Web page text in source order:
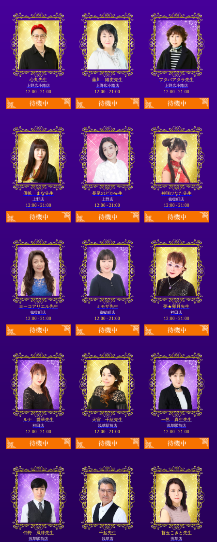
心丸先生
上野広小路店
12:00 - 21:00
藤川 陽吏先生
上野広小路店
12:00 - 21:00
フタバアタラ先生
上野広小路店
12:00 - 21:00
優帆 まな先生
上野店
12:00 - 21:00
長尾のどか先生
上野店
12:00 - 21:00
神咲ひなた先生
御徒町店
12:00 - 21:00
ヨーコアリエル先生
御徒町店
12:00 - 21:00
ミモザ先生
御徒町店
12:00 - 21:00
夢★卯月先生
神田店
12:00 - 21:00
ルナ 愛華先生
神田店
12:00 - 21:00
天宮 千紘先生
浅草駅前店
12:00 - 21:00
一邑 真生先生
浅草駅前店
12:00 - 21:00
仲野 鳳殊先生
浅草駅前店
千起先生
浅草店
苔玉こきと先生
浅草店